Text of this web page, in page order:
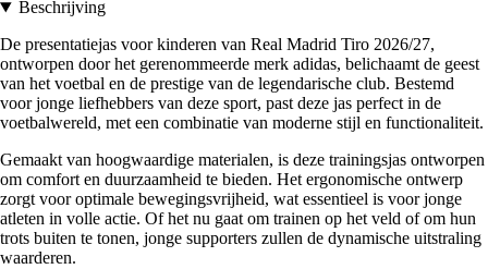
Beschrijving
De presentatiejas voor kinderen van Real Madrid Tiro 2026/27,
ontworpen door het gerenommeerde merk adidas, belichaamt de geest
van het voetbal en de prestige van de legendarische club. Bestemd
voor jonge liefhebbers van deze sport, past deze jas perfect in de
voetbalwereld, met een combinatie van moderne stijl en functionaliteit.
Gemaakt van hoogwaardige materialen, is deze trainingsjas ontworpen
om comfort en duurzaamheid te bieden. Het ergonomische ontwerp
zorgt voor optimale bewegingsvrijheid, wat essentieel is voor jonge
atleten in volle actie. Of het nu gaat om trainen op het veld of om hun
trots buiten te tonen, jonge supporters zullen de dynamische uitstraling
waarderen.